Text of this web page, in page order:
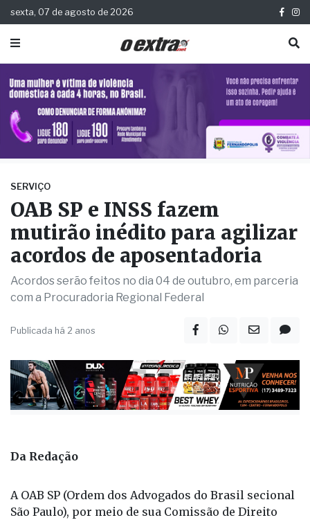
sexta, 07 de agosto de 2026
SERVIÇO
OAB SP e INSS fazem
mutirão inédito para agilizar
acordos de aposentadoria
Acordos serão feitos no dia 04 de outubro, em parceria
com a Procuradoria Regional Federal
Publicada há 2 anos
Da Redação
A OAB SP (Ordem dos Advogados do Brasil secional
São Paulo), por meio de sua Comissão de Direito